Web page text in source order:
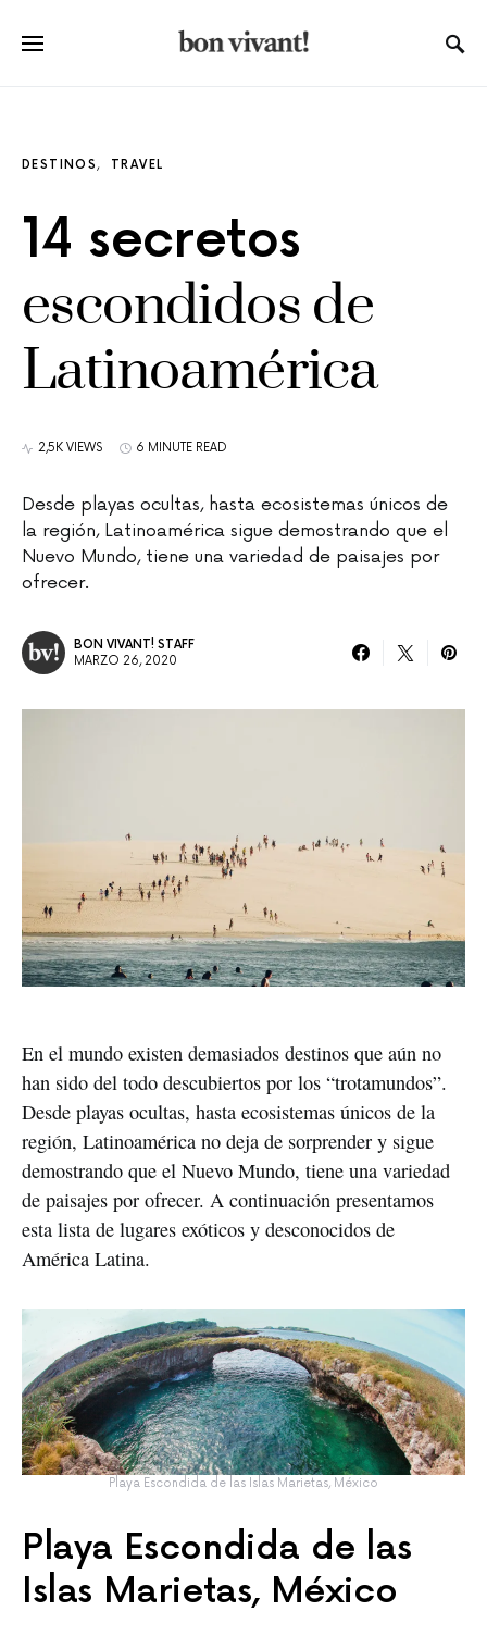
DESTINOS TRAVEL
14 secretos
escondidos de
Latinoamérica
2,5K VIEWS 6 MINUTE READ
Desde playas ocultas, hasta ecosistemas únicos de
la región, Latinoamérica sigue demostrando que el
Nuevo Mundo, tiene una variedad de paisajes por
ofrecer.
BON VIVANT! STAFF
MARZO 26, 2020
En el mundo existen demasiados destinos que aún no
han sido del todo descubiertos por los “trotamundos”.
Desde playas ocultas, hasta ecosistemas únicos de la
región, Latinoamérica no deja de sorprender y sigue
demostrando que el Nuevo Mundo, tiene una variedad
de paisajes por ofrecer. A continuación presentamos
esta lista de lugares exóticos y desconocidos de
América Latina.
Playa Escondida de las Islas Marietas, México
Playa Escondida de las
Islas Marietas, México